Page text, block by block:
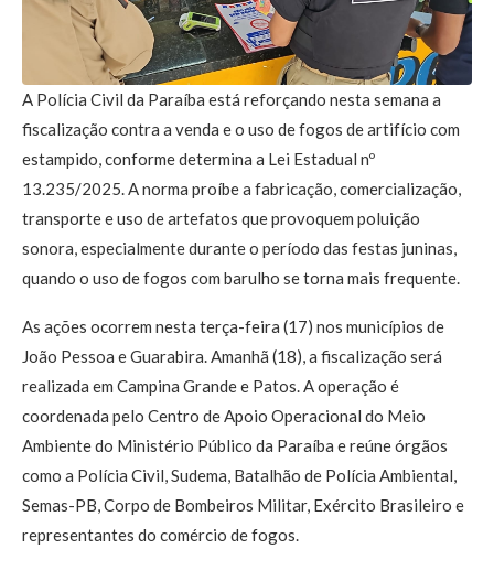
A Polícia Civil da Paraíba está reforçando nesta semana a
fiscalização contra a venda e o uso de fogos de artifício com
estampido, conforme determina a Lei Estadual nº
13.235/2025. A norma proíbe a fabricação, comercialização,
transporte e uso de artefatos que provoquem poluição
sonora, especialmente durante o período das festas juninas,
quando o uso de fogos com barulho se torna mais frequente.
As ações ocorrem nesta terça-feira (17) nos municípios de
João Pessoa e Guarabira. Amanhã (18), a fiscalização será
realizada em Campina Grande e Patos. A operação é
coordenada pelo Centro de Apoio Operacional do Meio
Ambiente do Ministério Público da Paraíba e reúne órgãos
como a Polícia Civil, Sudema, Batalhão de Polícia Ambiental,
Semas-PB, Corpo de Bombeiros Militar, Exército Brasileiro e
representantes do comércio de fogos.